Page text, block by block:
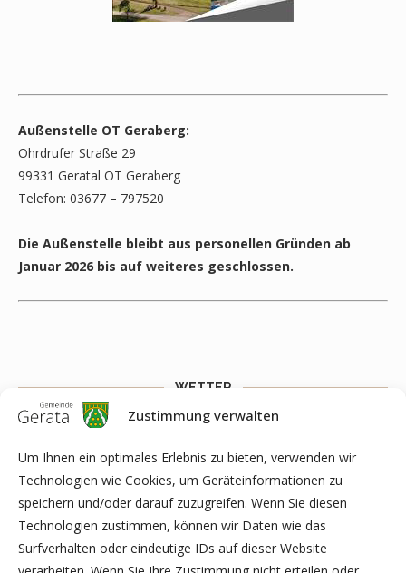
Zustimmung verwalten
Um Ihnen ein optimales Erlebnis zu bieten, verwenden wir
Technologien wie Cookies, um Geräteinformationen zu
speichern und/oder darauf zuzugreifen. Wenn Sie diesen
Technologien zustimmen, können wir Daten wie das
Surfverhalten oder eindeutige IDs auf dieser Website
Außenstelle OT Geraberg:
Ohrdrufer Straße 29
99331 Geratal OT Geraberg
Telefon: 03677 – 797520
Die Außenstelle bleibt aus personellen Gründen ab
Januar 2026 bis auf weiteres geschlossen.
WETTER
Weather widget
General > Extra Options > Weather API Key to get this widget
work.
ARCHIV